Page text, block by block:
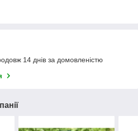
14 днів за домовленістю